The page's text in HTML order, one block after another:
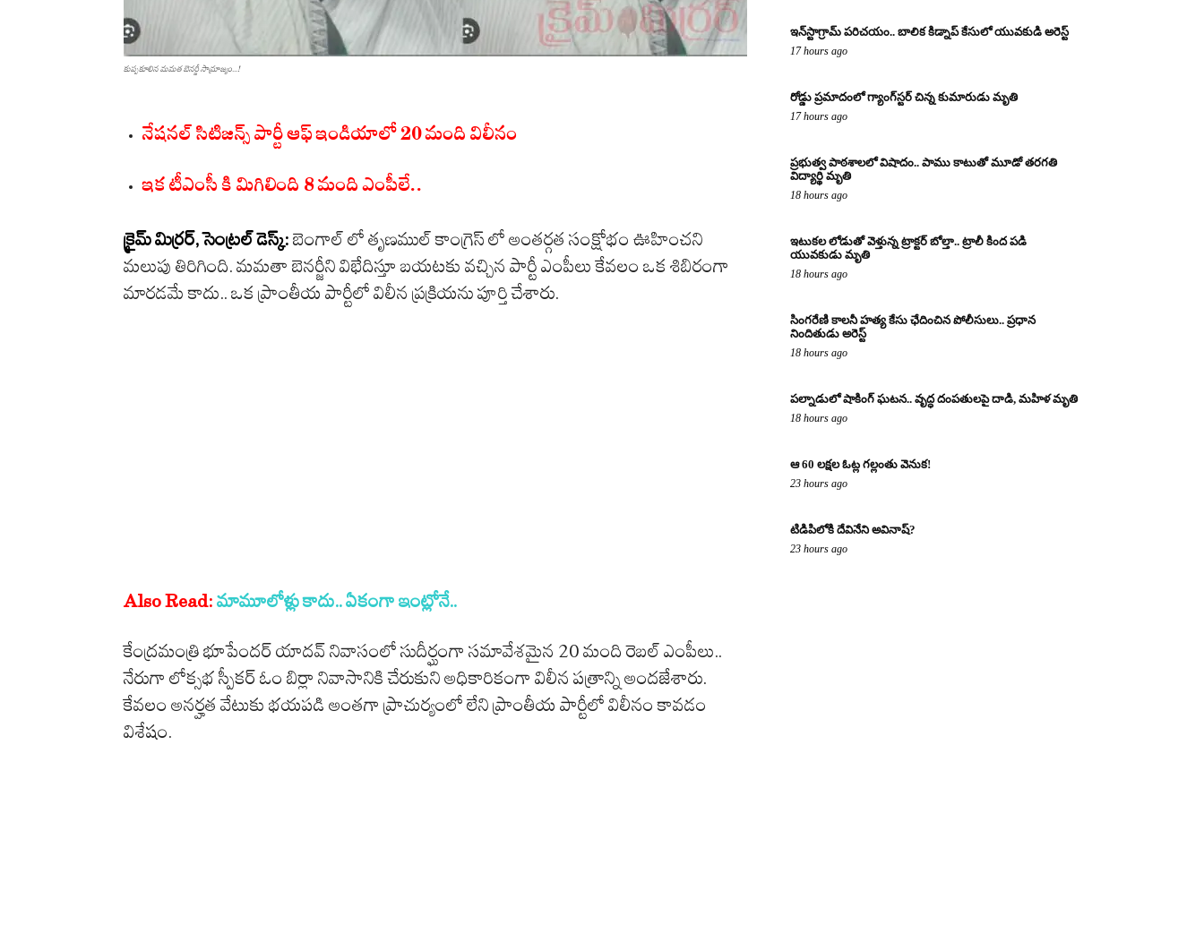
కుప్పకూలిన మమత బెనర్జీ సామ్రాజ్యం...!
నేషనల్ సిటిజన్స్ పార్టీ ఆఫ్ ఇండియాలో 20 మంది విలీనం
ఇక టీఎంసీ కి మిగిలింది 8 మంది ఎంపీలే..
క్రైమ్ మిర్రర్, సెంట్రల్ డెస్క్: బెంగాల్ లో తృణముల్ కాంగ్రెస్ లో అంతర్గత సంక్షోభం ఊహించని
మలుపు తిరిగింది. మమతా బెనర్జీని విభేదిస్తూ బయటకు వచ్చిన పార్టీ ఎంపీలు కేవలం ఒక శిబిరంగా
మారడమే కాదు.. ఒక ప్రాంతీయ పార్టీలో విలీన ప్రక్రియను పూర్తి చేశారు.
Also Read: మామూలోళ్లు కాదు.. ఏకంగా ఇంట్లోనే..
కేంద్రమంత్రి భూపేందర్ యాదవ్ నివాసంలో సుదీర్ఘంగా సమావేశమైన 20 మంది రెబల్ ఎంపీలు..
నేరుగా లోక్సభ స్పీకర్ ఓం బిర్లా నివాసానికి చేరుకుని అధికారికంగా విలీన పత్రాన్ని అందజేశారు.
కేవలం అనర్హత వేటుకు భయపడి అంతగా ప్రాచుర్యంలో లేని ప్రాంతీయ పార్టీలో విలీనం కావడం
విశేషం.
ఇన్‌స్టాగ్రామ్ పరిచయం.. బాలిక కిడ్నాప్ కేసులో యువకుడి అరెస్ట్
17 hours ago
రోడ్డు ప్రమాదంలో గ్యాంగ్‌స్టర్ చిన్న కుమారుడు మృతి
17 hours ago
ప్రభుత్వ పాఠశాలలో విషాదం.. పాము కాటుతో మూడో తరగతి
విద్యార్థి మృతి
18 hours ago
ఇటుకల లోడుతో వెళ్తున్న ట్రాక్టర్ బోల్తా.. ట్రాలీ కింద పడి
యువకుడు మృతి
18 hours ago
సింగరేణి కాలనీ హత్య కేసు ఛేదించిన పోలీసులు.. ప్రధాన
నిందితుడు అరెస్ట్
18 hours ago
పల్నాడులో షాకింగ్ ఘటన.. వృద్ధ దంపతులపై దాడి, మహిళ మృతి
18 hours ago
ఆ 60 లక్షల ఓట్ల గల్లంతు వెనుక!
23 hours ago
టిడిపిలోకి దేవినేని అవినాష్?
23 hours ago